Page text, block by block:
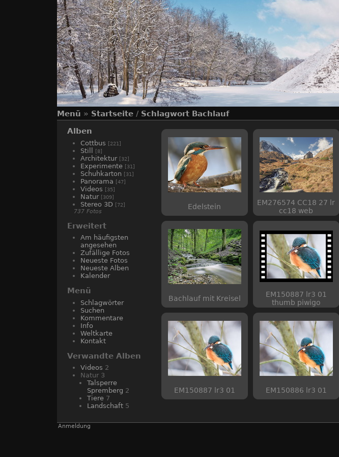
Menü » Startseite / Schlagwort Bachlauf
Alben
Cottbus [221]
Still [8]
Architektur [32]
Experimente [31]
Schuhkarton [31]
Panorama [47]
Videos [35]
Natur [309]
Stereo 3D [72]
737 Fotos
Erweitert
Am häufigsten
angesehen
Zufällige Fotos
Neueste Fotos
Neueste Alben
Kalender
Menü
Schlagwörter
Suchen
Kommentare
Info
Weltkarte
Kontakt
Verwandte Alben
Videos 2
Natur 3
Talsperre
Spremberg 2
Tiere 7
Landschaft 5
Edelstein
EM276574 CC18 27 lr
cc18 web
Bachlauf mit Kreisel
EM150887 lr3 01
thumb piwigo
EM150887 lr3 01 EM150886 lr3 01
Anmeldung